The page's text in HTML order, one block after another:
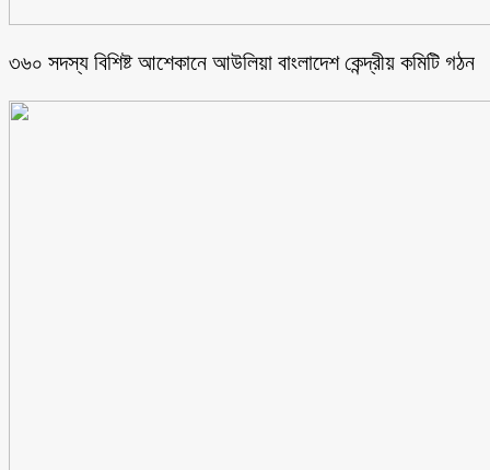
৩৬০ সদস্য বিশিষ্ট আশেকানে আউলিয়া বাংলাদেশ কেন্দ্রীয় কমিটি গঠন